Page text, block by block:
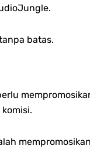
batas.